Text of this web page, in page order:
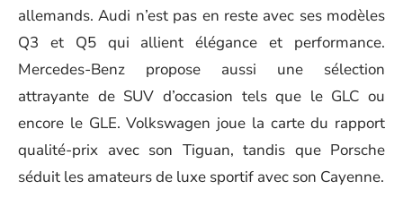
allemands. Audi n’est pas en reste avec ses modèles
Q3 et Q5 qui allient élégance et performance.
Mercedes-Benz propose aussi une sélection
attrayante de SUV d’occasion tels que le GLC ou
encore le GLE. Volkswagen joue la carte du rapport
qualité-prix avec son Tiguan, tandis que Porsche
séduit les amateurs de luxe sportif avec son Cayenne.